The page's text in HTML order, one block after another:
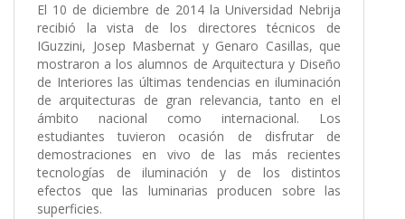
El 10 de diciembre de 2014 la Universidad Nebrija
recibió la vista de los directores técnicos de
IGuzzini, Josep Masbernat y Genaro Casillas, que
mostraron a los alumnos de Arquitectura y Diseño
de Interiores las últimas tendencias en iluminación
de arquitecturas de gran relevancia, tanto en el
ámbito nacional como internacional. Los
estudiantes tuvieron ocasión de disfrutar de
demostraciones en vivo de las más recientes
tecnologías de iluminación y de los distintos
efectos que las luminarias producen sobre las
superficies.